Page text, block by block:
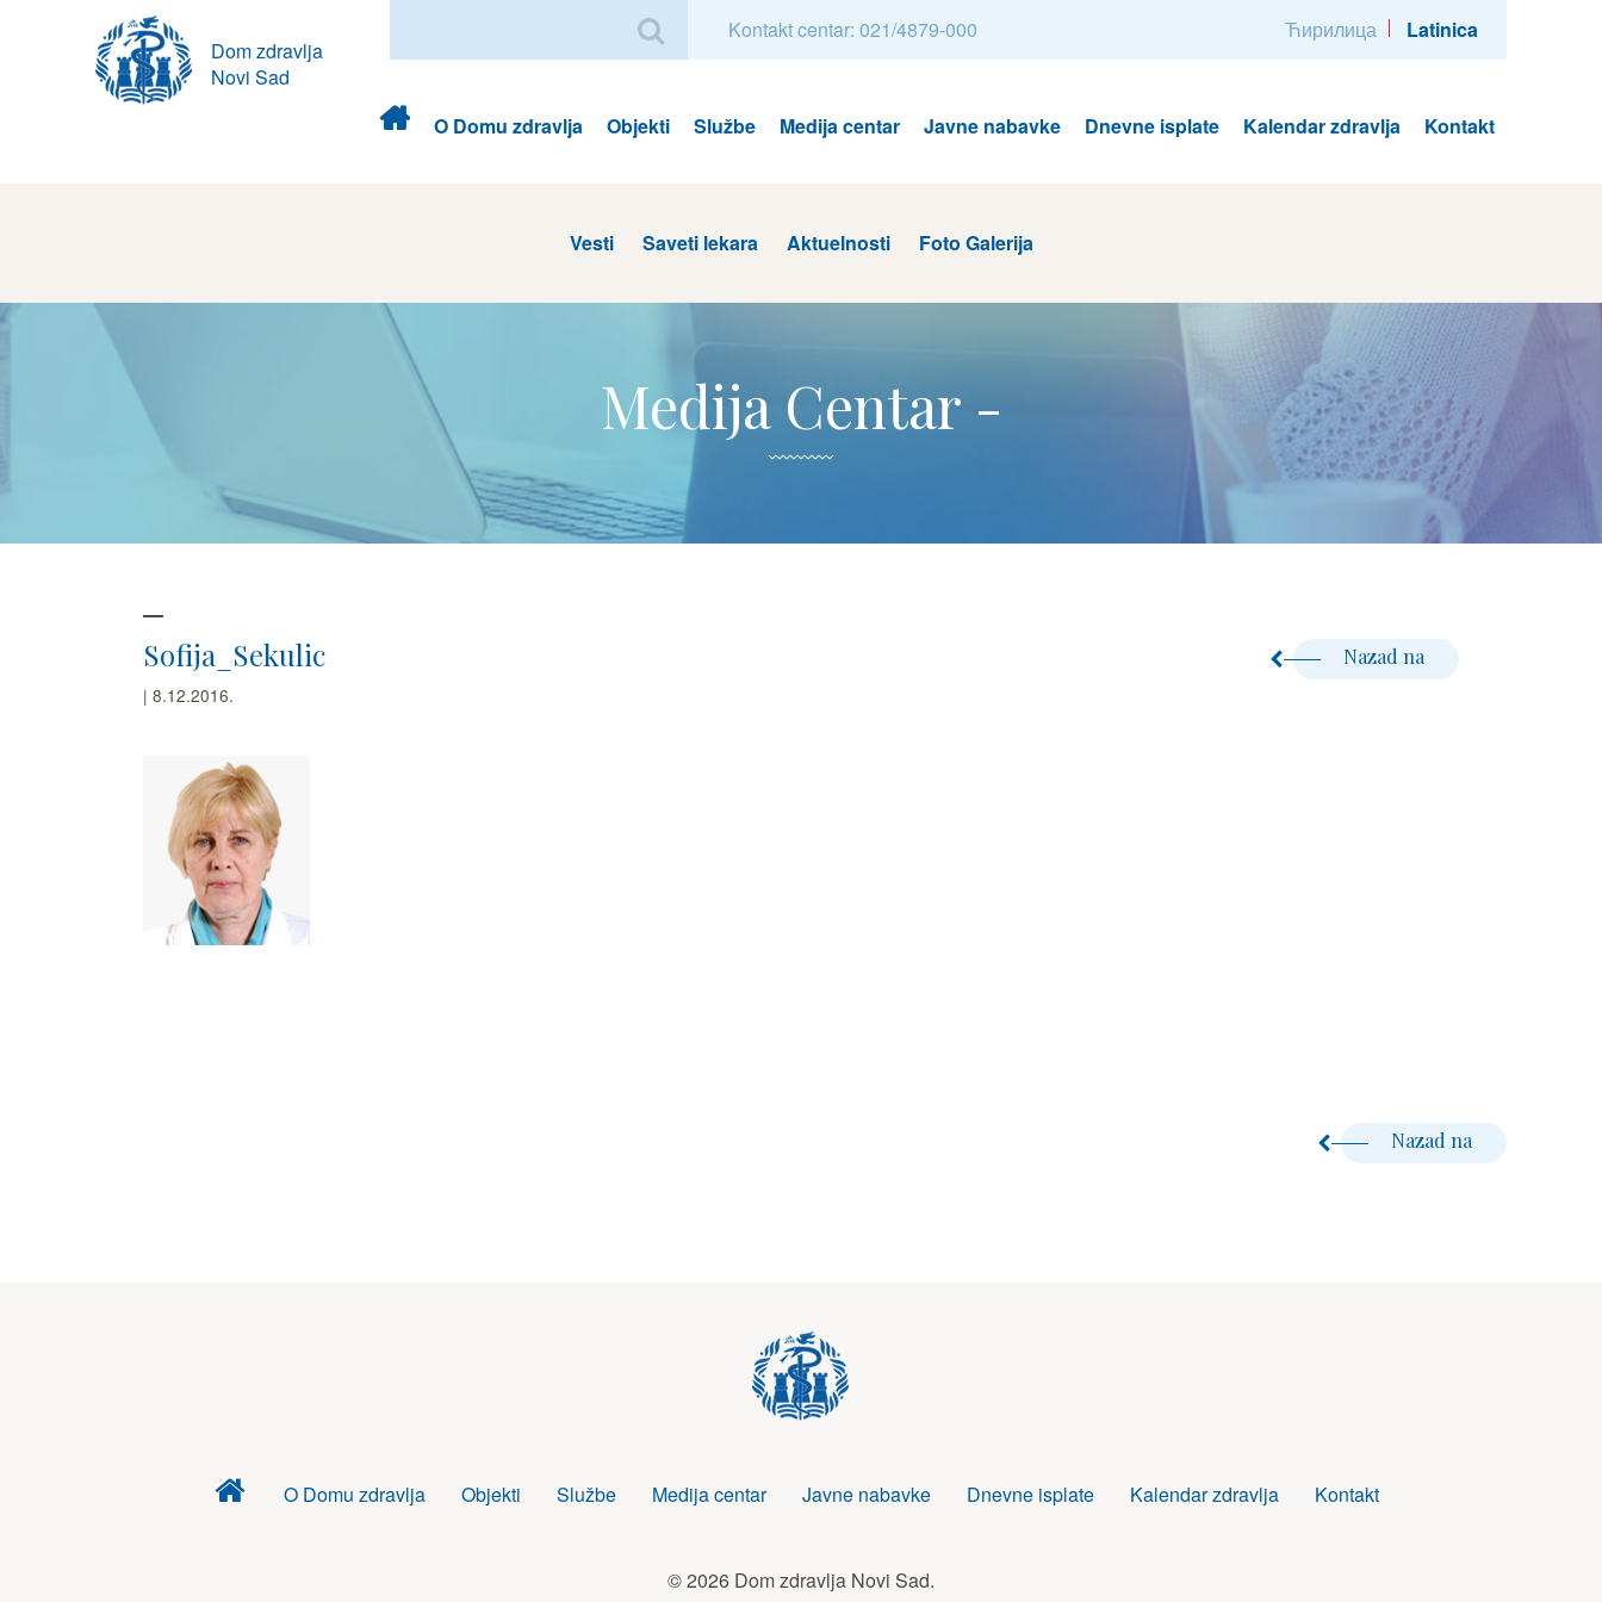
Dom zdravlja
Novi Sad
Kontakt centar: 021/4879-000 Ћирилица Latinica
Dom
zdravlja
O Domu zdravlja Objekti Službe Medija centar Javne nabavke Dnevne isplate Kalendar zdravlja Kontakt
Vesti Saveti lekara Aktuelnosti Foto Galerija
Medija Centar -
Sofija_Sekulic
| 8.12.2016.
Nazad na
Nazad na
Dom
O Domu zdravlja Objekti Službe Medija centar Javne nabavke Dnevne isplate Kalendar zdravlja Kontakt
© 2026 Dom zdravlja Novi Sad.